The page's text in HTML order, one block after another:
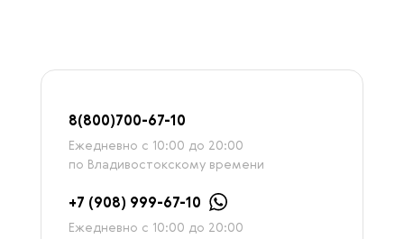
8(800)700-67-10
Ежедневно с 10:00 до 20:00
по Владивостокскому времени
+7 (908) 999-67-10
Ежедневно с 10:00 до 20:00